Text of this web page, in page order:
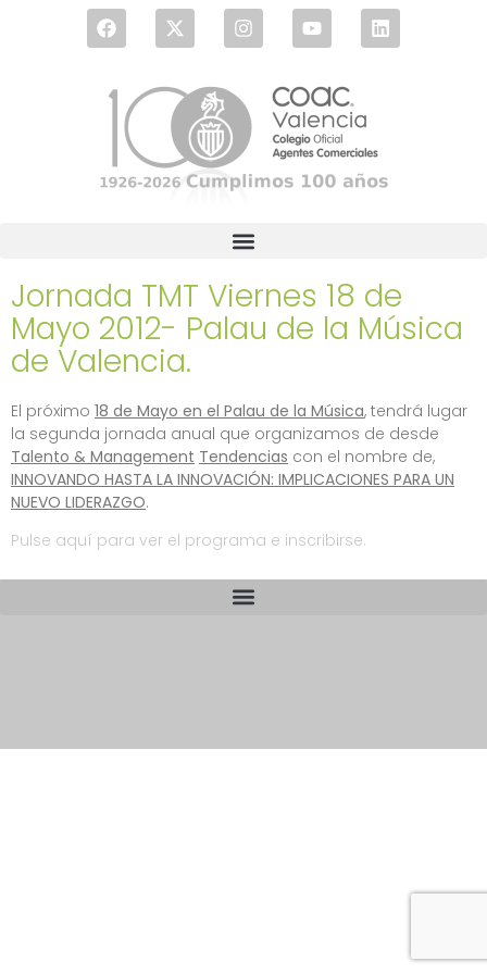
Jornada TMT Viernes 18 de
Mayo 2012- Palau de la Música
de Valencia.
El próximo 18 de Mayo en el Palau de la Música, tendrá lugar
la segunda jornada anual que organizamos de desde
Talento & Management Tendencias con el nombre de,
INNOVANDO HASTA LA INNOVACIÓN: IMPLICACIONES PARA UN
NUEVO LIDERAZGO.
Pulse aquí para ver el programa e inscribirse.